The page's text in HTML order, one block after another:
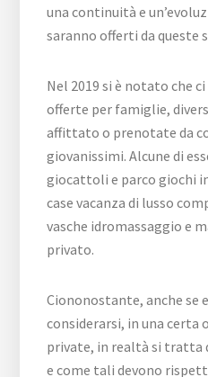
una continuità e
saranno offerti da queste
Nel 2019 si è notato che
offerte per famiglie,
affittato o prenotate da
giovanissimi. Alcune di
giocattoli e parco giochi
case vacanza di lusso
vasche idromassaggio e
privato.
Ciononostante, anche se
considerarsi, in una certa
private, in realtà si tratta
e come tali devono